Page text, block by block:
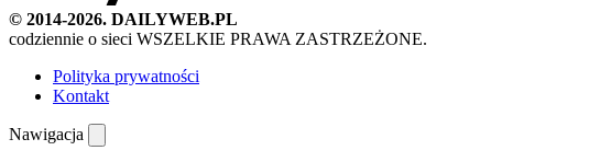
© 2014-2026. DAILYWEB.PL
codziennie o sieci WSZELKIE PRAWA ZASTRZEŻONE.
Polityka prywatności
Kontakt
Nawigacja